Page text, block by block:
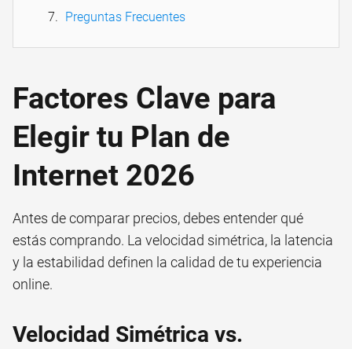
Preguntas Frecuentes
Factores Clave para
Elegir tu Plan de
Internet 2026
Antes de comparar precios, debes entender qué
estás comprando. La velocidad simétrica, la latencia
y la estabilidad definen la calidad de tu experiencia
online.
Velocidad Simétrica vs.